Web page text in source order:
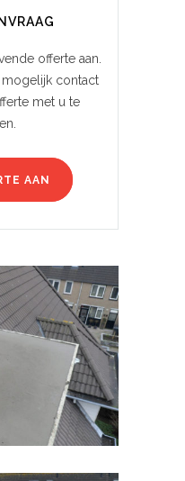
offerte aan.
contact
met u te
AAN